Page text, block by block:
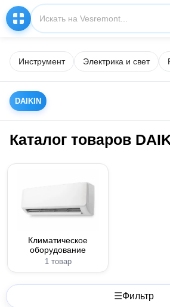
Инструмент Электрика и свет
DAIKIN
Каталог товаров
Климатическое
оборудование
1 товар
☰Фильтр